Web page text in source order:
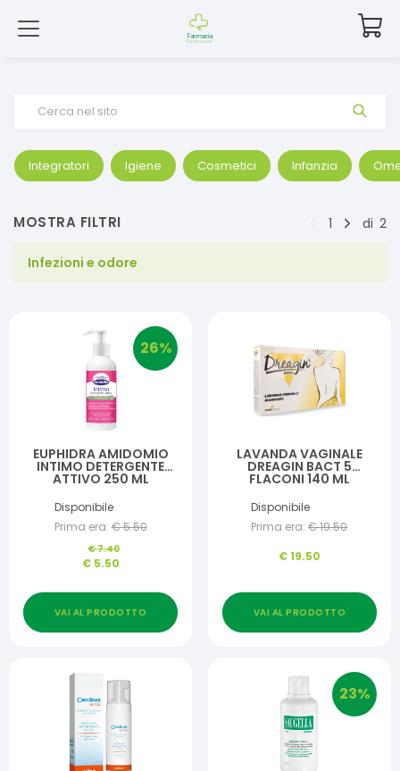
Cerca nel sito
Integratori Igiene Cosmetici Infanzia
MOSTRA FILTRI 1 di 2
Infezioni e odore
26%
EUPHIDRA AMIDOMIO
INTIMO DETERGENTE
ATTIVO 250 ML
Disponibile
Prima era: €5.50
€7.40
€ 5.50
VAI AL PRODOTTO
LAVANDA VAGINALE
DREAGIN BACT 5
FLACONI 140 ML
Disponibile
Prima era: €19.50
€19.50
VAI AL PRODOTTO
23%